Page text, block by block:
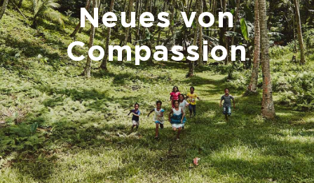
Neues von
Compassion